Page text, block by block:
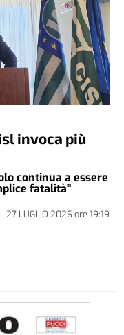
invoca più
continua a essere
fatalità"
27 LUGLIO 2026ore 19:19